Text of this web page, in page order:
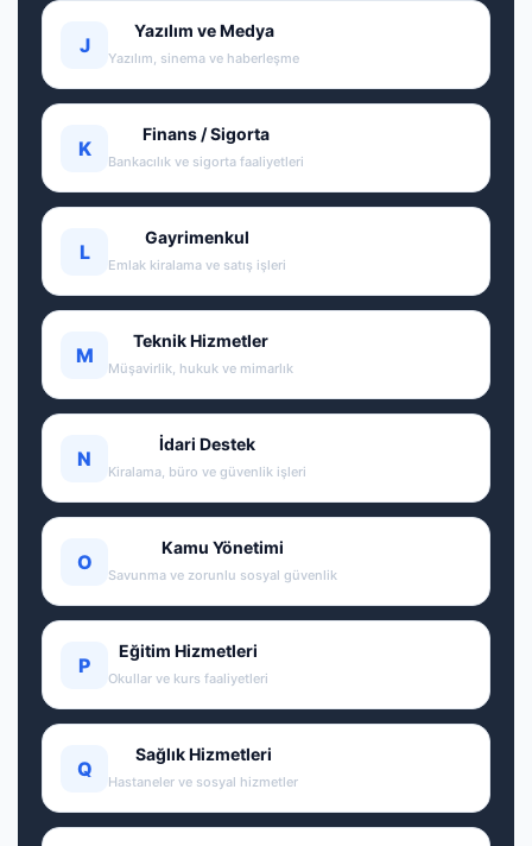
J
Yazılım ve Medya
Yazılım, sinema ve haberleşme
K
Finans / Sigorta
Bankacılık ve sigorta faaliyetleri
L
Gayrimenkul
Emlak kiralama ve satış işleri
M
Teknik Hizmetler
Müşavirlik, hukuk ve mimarlık
N
İdari Destek
Kiralama, büro ve güvenlik işleri
O
Kamu Yönetimi
Savunma ve zorunlu sosyal güvenlik
P
Eğitim Hizmetleri
Okullar ve kurs faaliyetleri
Q
Sağlık Hizmetleri
Hastaneler ve sosyal hizmetler